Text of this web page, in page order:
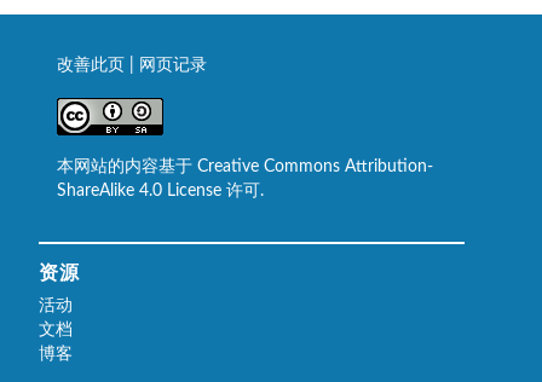
改善此页 网页记录
本网站的内容基于 Creative Commons Attribution-
ShareAlike 4.0 License 许可.
资源
活动
文档
博客